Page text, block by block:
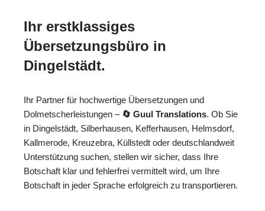
Ihr erstklassiges
Übersetzungsbüro in
Dingelstädt.
Ihr Partner für hochwertige Übersetzungen und
Dolmetscherleistungen – 🔄 Guul Translations. Ob Sie
in Dingelstädt, Silberhausen, Kefferhausen, Helmsdorf,
Kallmerode, Kreuzebra, Küllstedt oder deutschlandweit
Unterstützung suchen, stellen wir sicher, dass Ihre
Botschaft klar und fehlerfrei vermittelt wird, um Ihre
Botschaft in jeder Sprache erfolgreich zu transportieren.